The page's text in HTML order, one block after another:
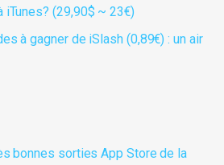
iTunes? (29,90$ ~ 23€)
à gagner de iSlash (0,89€) : un air
bonnes sorties App Store de la